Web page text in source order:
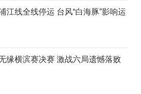
江线全线停运 台风“白海豚”影响运
缘横滨赛决赛 激战六局遗憾落败